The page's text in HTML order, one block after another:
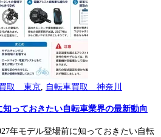
取 東京 自転車買取 神奈川
知っておきたい自転車業界の最新動向
年モデル登場前に知っておきたい自転